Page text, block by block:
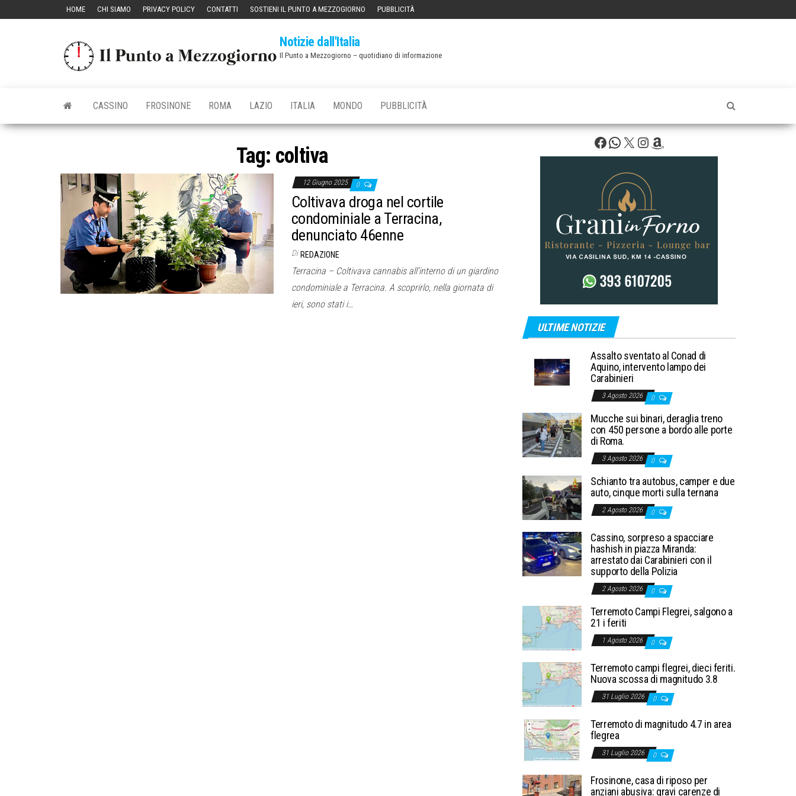
HOME CHI SIAMO PRIVACY POLICY CONTATTI SOSTIENI IL PUNTO A MEZZOGIORNO PUBBLICITÀ
Notizie dall'Italia
Il Punto a Mezzogiorno – quotidiano di informazione
CASSINO FROSINONE ROMA LAZIO ITALIA MONDO PUBBLICITÀ
Tag: coltiva
12 Giugno 2025 0
Coltivava droga nel cortile
condominiale a Terracina,
denunciato 46enne
Di REDAZIONE
Terracina – Coltivava cannabis all’interno di un giardino
condominiale a Terracina. A scoprirlo, nella giornata di
ieri, sono stati i…
Facebook
WhatsApp
X Instagram
Amazon
ULTIME NOTIZIE
Assalto sventato al Conad di
Aquino, intervento lampo dei
Carabinieri
3 Agosto 2026 0
Mucche sui binari, deraglia treno
con 450 persone a bordo alle porte
di Roma.
3 Agosto 2026 0
Schianto tra autobus, camper e due
auto, cinque morti sulla ternana
2 Agosto 2026 0
Cassino, sorpreso a spacciare
hashish in piazza Miranda:
arrestato dai Carabinieri con il
supporto della Polizia
2 Agosto 2026 0
Terremoto Campi Flegrei, salgono a
21 i feriti
1 Agosto 2026 0
Terremoto campi flegrei, dieci feriti.
Nuova scossa di magnitudo 3.8
31 Luglio 2026 0
Terremoto di magnitudo 4.7 in area
flegrea
31 Luglio 2026 0
Frosinone, casa di riposo per
anziani abusiva: gravi carenze di